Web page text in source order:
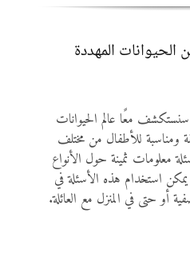
المهددة
سنستكشف معًا عالم الحيوانات
ومناسبة للأطفال من مختلف
معلومات ثمينة حول الأنواع
استخدام هذه الأسئلة في
أو حتى في المنزل مع العائلة.